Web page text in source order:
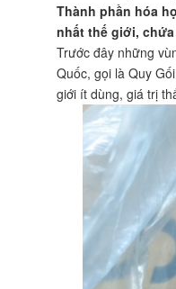
Thành phần hóa
nhất thế giới,
Trước đây những
Quốc, gọi là Quy
giới ít dùng, giá trị